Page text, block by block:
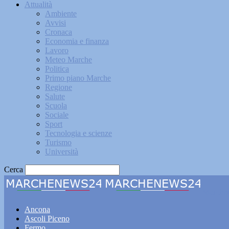
Attualità
Ambiente
Avvisi
Cronaca
Economia e finanza
Lavoro
Meteo Marche
Politica
Primo piano Marche
Regione
Salute
Scuola
Sociale
Sport
Tecnologia e scienze
Turismo
Università
Cerca
Ancona
Ascoli Piceno